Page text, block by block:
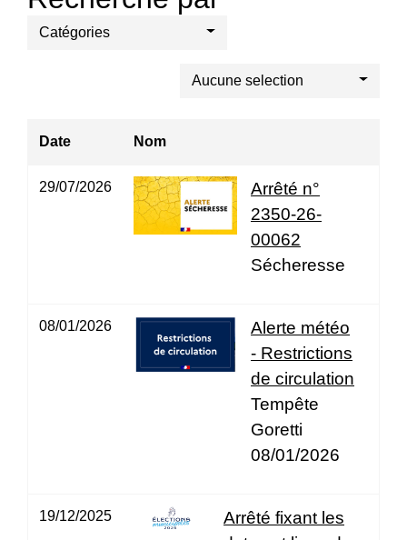
Catégories
Aucune selection
Date Nom
29/07/2026
Arrêté n°
2350-26-
00062
Sécheresse
08/01/2026
Alerte météo
- Restrictions
de circulation
Tempête
Goretti
08/01/2026
19/12/2025
Arrêté fixant les